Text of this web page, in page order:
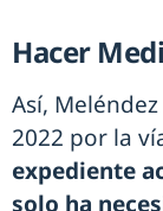
Hacer
Así,
2022 por la
expediente
solo ha